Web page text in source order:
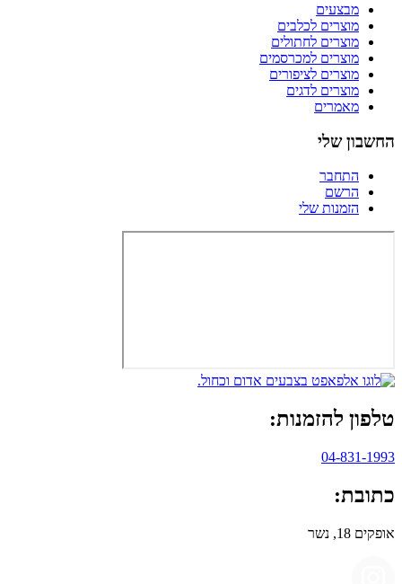
מבצעים
מוצרים לכלבים
מוצרים לחתולים
מוצרים למכרסמים
מוצרים לציפורים
מוצרים לדגים
מאמרים
החשבון שלי
התחבר
הרשם
הזמנות שלי
טלפון להזמנות:
04-831-1993
כתובת:
אופקים 18, נשר